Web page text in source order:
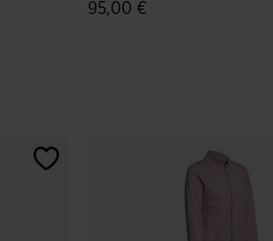
95,00 €